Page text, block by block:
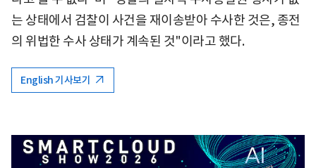
는 상태에서 검찰이 사건을 재이송받아 수사한 것은, 종전
의 위법한 수사 상태가 계속된 것"이라고 했다.
English 기사보기